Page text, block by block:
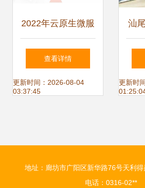
2022年云原生微服
务技术趋势，看这
一篇就够了
查看详情
更新时间：2026-08-04
03:37:45
汕
技
生
更新时
地址：廊坊市广阳区新华路76号天利
电话：0316-02**